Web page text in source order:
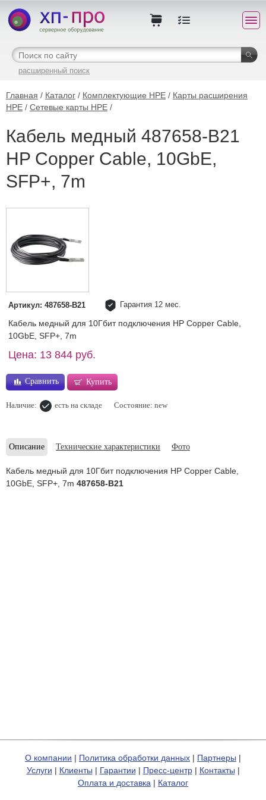
расширенный поиск
Главная / Каталог / Комплектующие HPE / Карты расширения
HPE / Сетевые карты HPE /
Кабель медный 487658-B21
HP Copper Cable, 10GbE,
SFP+, 7m
Артикул: 487658-B21 Гарантия 12 мес.
Кабель медный для 10Гбит подключения HP Copper Cable,
10GbE, SFP+, 7m
Цена: 13 844 руб.
Сравнить Купить
Наличие: есть на складе Состояние: new
Описание Технические характеристики Фото
Кабель медный для 10Гбит подключения HP Copper Cable,
10GbE, SFP+, 7m 487658-B21
О компании | Политика обработки данных | Партнеры |
Услуги | Клиенты | Гарантии | Пресс-центр| Контакты |
Оплата и доставка | Каталог